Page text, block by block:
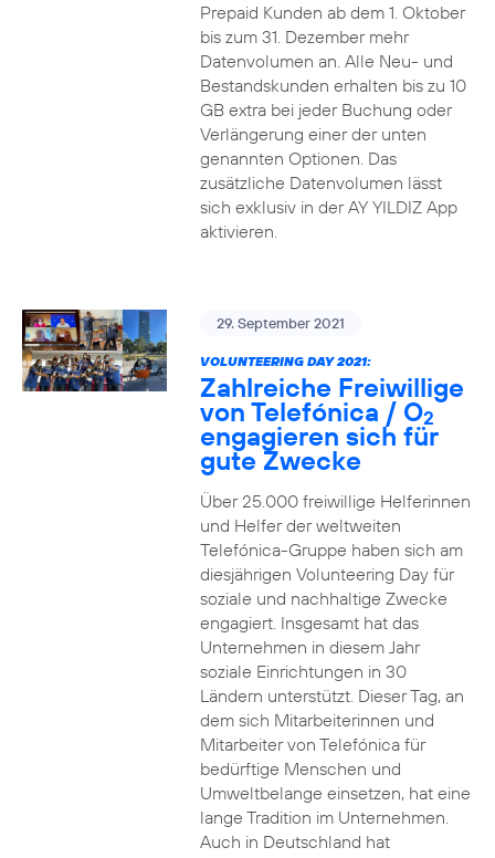
Prepaid Kunden ab dem 1. Oktober
bis zum 31. Dezember mehr
Datenvolumen an. Alle Neu- und
Bestandskunden erhalten bis zu 10
GB extra bei jeder Buchung oder
Verlängerung einer der unten
genannten Optionen. Das
zusätzliche Datenvolumen lässt
sich exklusiv in der AY YILDIZ App
aktivieren.
29. September 2021
VOLUNTEERING DAY 2021:
Zahlreiche Freiwillige
von Telefónica / O2
engagieren sich für
gute Zwecke
Über 25.000 freiwillige Helferinnen
und Helfer der weltweiten
Telefónica-Gruppe haben sich am
diesjährigen Volunteering Day für
soziale und nachhaltige Zwecke
engagiert. Insgesamt hat das
Unternehmen in diesem Jahr
soziale Einrichtungen in 30
Ländern unterstützt. Dieser Tag, an
dem sich Mitarbeiterinnen und
Mitarbeiter von Telefónica für
bedürftige Menschen und
Umweltbelange einsetzen, hat eine
lange Tradition im Unternehmen.
Auch in Deutschland hat